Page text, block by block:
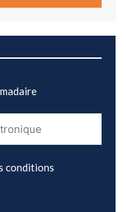
conditions